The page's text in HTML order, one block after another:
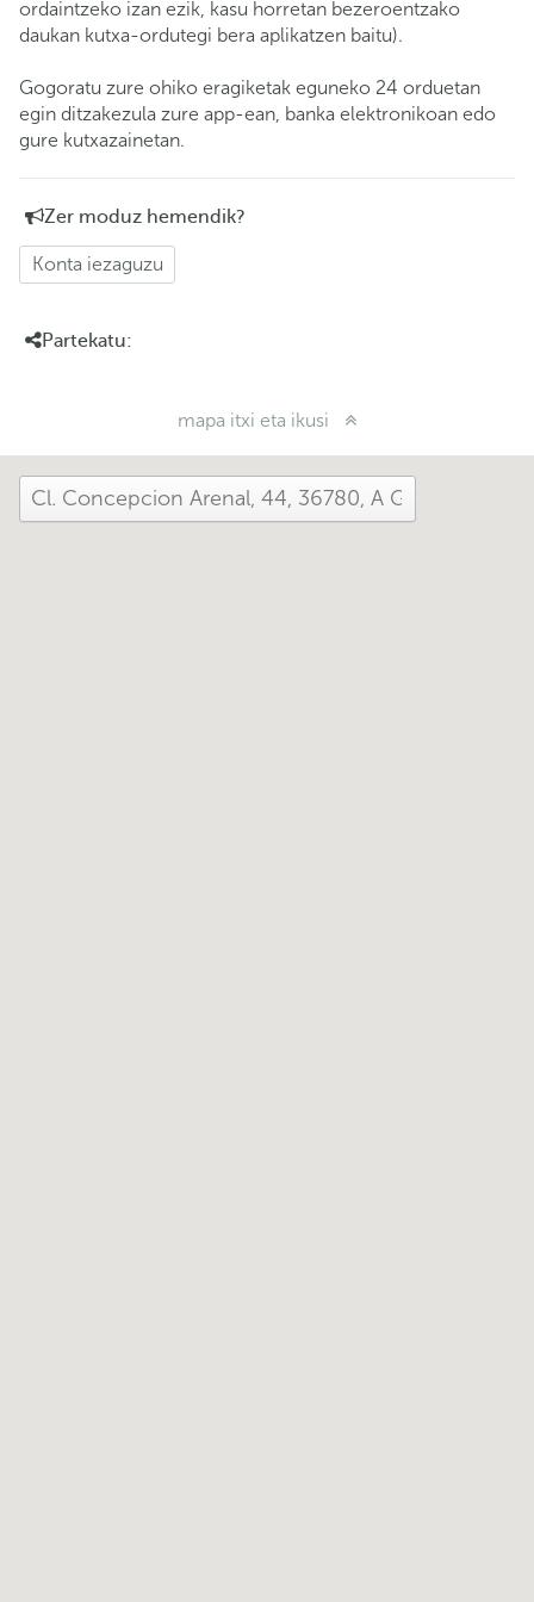
ordaintzeko izan ezik, kasu horretan bezeroentzako
daukan kutxa-ordutegi bera aplikatzen baitu).
Gogoratu zure ohiko eragiketak eguneko 24 orduetan
egin ditzakezula zure app-ean, banka elektronikoan edo
gure kutxazainetan.
Zer moduz hemendik?
Konta iezaguzu
Partekatu:
mapa itxi eta ikusi